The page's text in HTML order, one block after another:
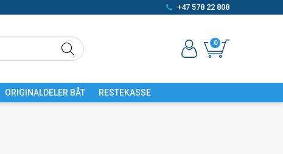
+47 578 22 808
0
ORIGINALDELER BÅT RESTEKASSE